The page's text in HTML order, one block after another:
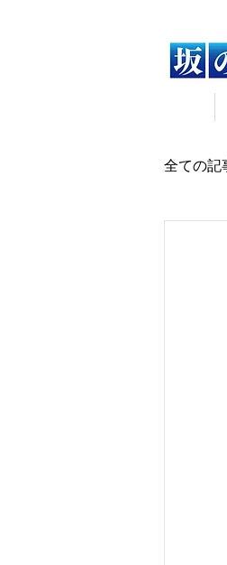
全ての記
労